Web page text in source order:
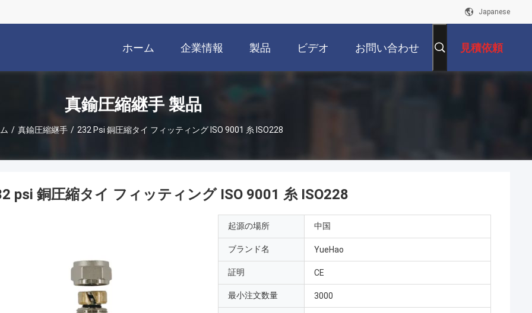
Japanese
ホーム 企業情報 製品 ビデオ お問い合わせ 見積依頼
真鍮圧縮継手 製品
/ 真鍮圧縮継手 / 232 Psi 銅圧縮タイ フィッティング ISO 9001 糸 ISO228
psi 銅圧縮タイ フィッティング ISO 9001 糸 ISO228
起源の場所 中国
ブランド名 YueHao
証明 CE
最小注文数量 3000